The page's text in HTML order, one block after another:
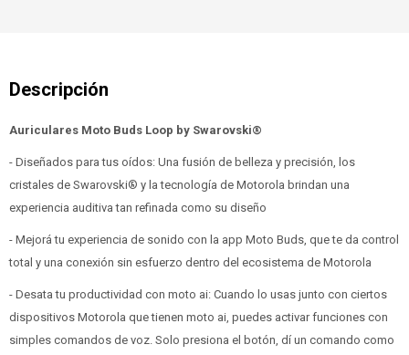
Auriculares Moto Buds Loop by Swarovski®
- Diseñados para tus oídos: Una fusión de belleza y precisión, los
cristales de Swarovski® y la tecnología de Motorola brindan una
experiencia auditiva tan refinada como su diseño
- Mejorá tu experiencia de sonido con la app Moto Buds, que te da control
total y una conexión sin esfuerzo dentro del ecosistema de Motorola
- Desata tu productividad con moto ai: Cuando lo usas junto con ciertos
dispositivos Motorola que tienen moto ai, puedes activar funciones con
simples comandos de voz. Solo presiona el botón, dí un comando como